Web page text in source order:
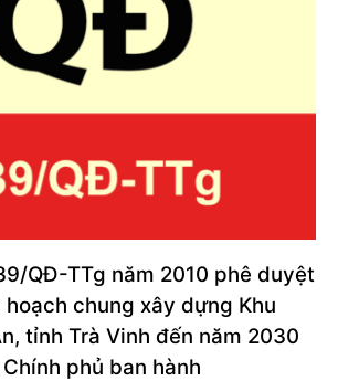
QĐ-TTg năm 2010 phê duyệt
hoạch chung xây dựng Khu
tỉnh Trà Vinh đến năm 2030
phủ ban hành